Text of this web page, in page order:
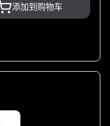
添加到购物车